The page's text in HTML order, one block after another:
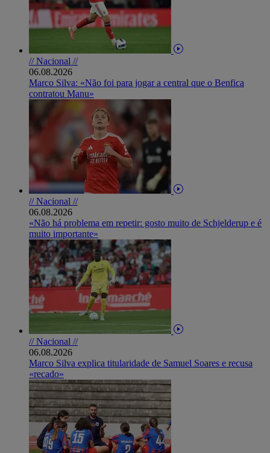
// Nacional //
06.08.2026
Marco Silva: «Não foi para jogar a central que o Benfica
contratou Manu»
// Nacional //
06.08.2026
«Não há problema em repetir: gosto muito de Schjelderup e é
muito importante»
// Nacional //
06.08.2026
Marco Silva explica titularidade de Samuel Soares e recusa
«recado»